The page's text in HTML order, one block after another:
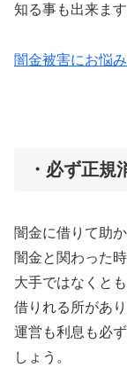
知る事も出来ます
闇金被害にお悩
・必ず正規
闇金に借りて助
闇金と関わった
大手ではなくと
借りれる所があり
運営も利息も必
しょう。